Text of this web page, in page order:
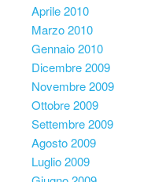
Aprile 2010
Marzo 2010
Gennaio 2010
Dicembre 2009
Novembre 2009
Ottobre 2009
Settembre 2009
Agosto 2009
Luglio 2009